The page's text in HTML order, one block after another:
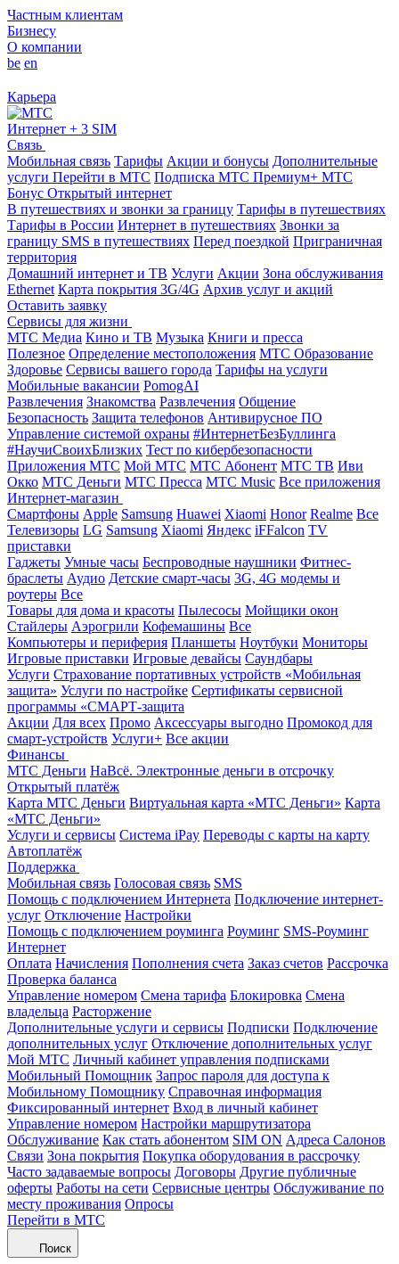
Частным клиентам
Бизнесу
О компании
be en
Карьера
Интернет + 3 SIM
Связь
Мобильная связь Тарифы Акции и бонусы Дополнительные
услуги Перейти в МТС Подписка МТС Премиум+ МТС
Бонус Открытый интернет
В путешествиях и звонки за границу Тарифы в путешествиях
Тарифы в России Интернет в путешествиях Звонки за
границу SMS в путешествиях Перед поездкой Приграничная
территория
Домашний интернет и ТВ Услуги Акции Зона обслуживания
Ethernet Карта покрытия 3G/4G Архив услуг и акций
Оставить заявку
Сервисы для жизни
МТС Медиа Кино и ТВ Музыка Книги и пресса
Полезное Определение местоположения МТС Образование
Здоровье Сервисы вашего города Тарифы на услуги
Мобильные вакансии PomogAI
Развлечения Знакомства Развлечения Общение
Безопасность Защита телефонов Антивирусное ПО
Управление системой охраны #ИнтернетБезБуллинга
#НаучиСвоихБлизких Тест по кибербезопасности
Приложения МТС Мой МТС МТС Абонент МТС ТВ Иви
Окко МТС Деньги МТС Пресса МТС Music Все приложения
Интернет-магазин
Смартфоны Apple Samsung Huawei Xiaomi Honor Realme Все
Телевизоры LG Samsung Xiaomi Яндекс iFFalcon TV
приставки
Гаджеты Умные часы Беспроводные наушники Фитнес-
браслеты Аудио Детские смарт-часы 3G, 4G модемы и
роутеры Все
Товары для дома и красоты Пылесосы Мойщики окон
Стайлеры Аэрогрили Кофемашины Все
Компьютеры и периферия Планшеты Ноутбуки Мониторы
Игровые приставки Игровые девайсы Саундбары
Услуги Страхование портативных устройств «Мобильная
защита» Услуги по настройке Сертификаты сервисной
программы «СМАРТ-защита
Акции Для всех Промо Аксессуары выгодно Промокод для
смарт-устройств Услуги+ Все акции
Финансы
МТС Деньги НаВсё. Электронные деньги в отсрочку
Открытый платёж
Карта МТС Деньги Виртуальная карта «МТС Деньги» Карта
«МТС Деньги»
Услуги и сервисы Система iPay Переводы с карты на карту
Автоплатёж
Поддержка
Мобильная связь Голосовая связь SMS
Помощь с подключением Интернета Подключение интернет-
услуг Отключение Настройки
Помощь с подключением роуминга Роуминг SMS-Роуминг
Интернет
Оплата Начисления Пополнения счета Заказ счетов Рассрочка
Проверка баланса
Управление номером Смена тарифа Блокировка Смена
владельца Расторжение
Дополнительные услуги и сервисы Подписки Подключение
дополнительных услуг Отключение дополнительных услуг
Мой МТС Личный кабинет управления подписками
Мобильный Помощник Запрос пароля для доступа к
Мобильному Помощнику Справочная информация
Фиксированный интернет Вход в личный кабинет
Управление номером Настройки маршрутизатора
Обслуживание Как стать абонентом SIM ON Адреса Салонов
Связи Зона покрытия Покупка оборудования в рассрочку
Часто задаваемые вопросы Договоры Другие публичные
оферты Работы на сети Сервисные центры Обслуживание по
месту проживания Опросы
Перейти в МТС
Поиск